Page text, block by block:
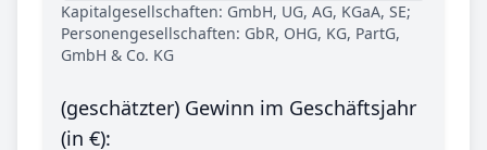
Kapitalgesellschaften: GmbH, UG, AG, KGaA, SE;
Personengesellschaften: GbR, OHG, KG, PartG,
GmbH & Co. KG
(geschätzter) Gewinn im Geschäftsjahr
(in €):